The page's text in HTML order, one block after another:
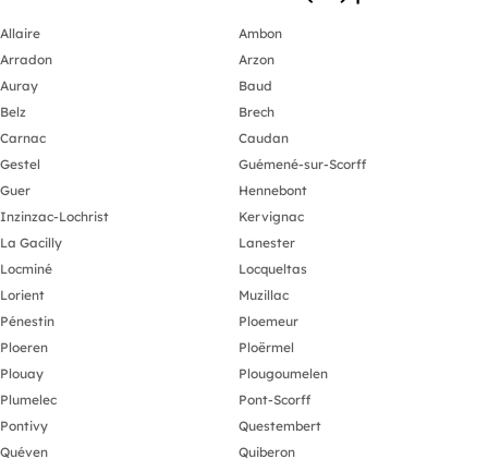
Allaire
Ambon
Arradon
Arzon
Auray
Baud
Belz
Brech
Carnac
Caudan
Gestel
Guémené-sur-Scorff
Guer
Hennebont
Inzinzac-Lochrist
Kervignac
La Gacilly
Lanester
Locminé
Locqueltas
Lorient
Muzillac
Pénestin
Ploemeur
Ploeren
Ploërmel
Plouay
Plougoumelen
Plumelec
Pont-Scorff
Pontivy
Questembert
Quéven
Quiberon